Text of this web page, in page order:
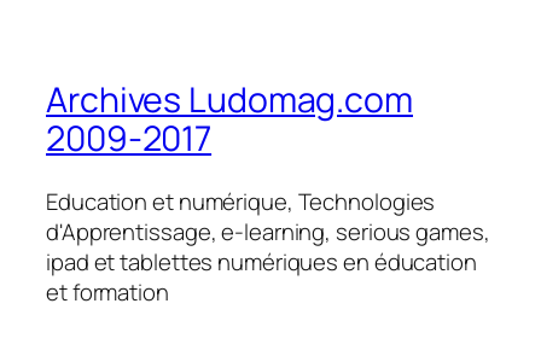
Archives Ludomag.com
2009-2017
Education et numérique, Technologies
d'Apprentissage, e-learning, serious games,
ipad et tablettes numériques en éducation
et formation